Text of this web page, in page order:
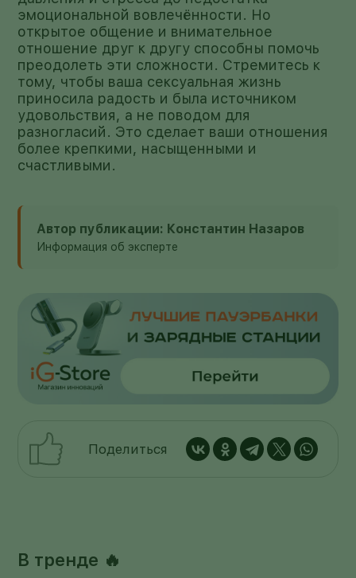
эмоциональной вовлечённости. Но
открытое общение и внимательное
отношение друг к другу способны помочь
преодолеть эти сложности. Стремитесь к
тому, чтобы ваша сексуальная жизнь
приносила радость и была источником
удовольствия, а не поводом для
разногласий. Это сделает ваши отношения
более крепкими, насыщенными и
счастливыми.
Автор публикации: Константин Назаров
Информация об эксперте
Поделиться
В тренде 🔥